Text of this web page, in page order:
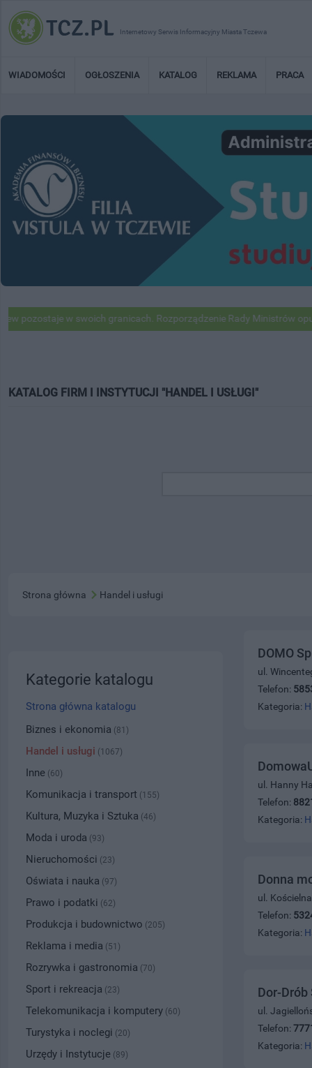
Internetowy Serwis Informacyjny Miasta Tczewa
WIADOMOŚCI OGŁOSZENIA KATALOG REKLAMA PRACA
w swoich granicach. Rozporządzenie Rady Ministrów
KATALOG FIRM I INSTYTUCJI "HANDEL I USŁUGI"
Strona główna Handel i usługi
DOMO
ul.
Telefon:
Kategoria:
ul. Hanny
Telefon:
Kategoria:
Donna
ul.
Telefon:
Kategoria:
Dor-Drób
ul.
Telefon:
Kategoria:
Kategorie katalogu
Strona główna katalogu
Biznes i ekonomia (81)
Handel i usługi (1067)
Inne (60)
Komunikacja i transport (155)
Kultura, Muzyka i Sztuka (46)
Moda i uroda (93)
Nieruchomości (23)
Oświata i nauka (97)
Prawo i podatki (62)
Produkcja i budownictwo (205)
Reklama i media (51)
Rozrywka i gastronomia (70)
Sport i rekreacja (23)
Telekomunikacja i komputery (60)
Turystyka i noclegi (20)
Urzędy i Instytucje (89)